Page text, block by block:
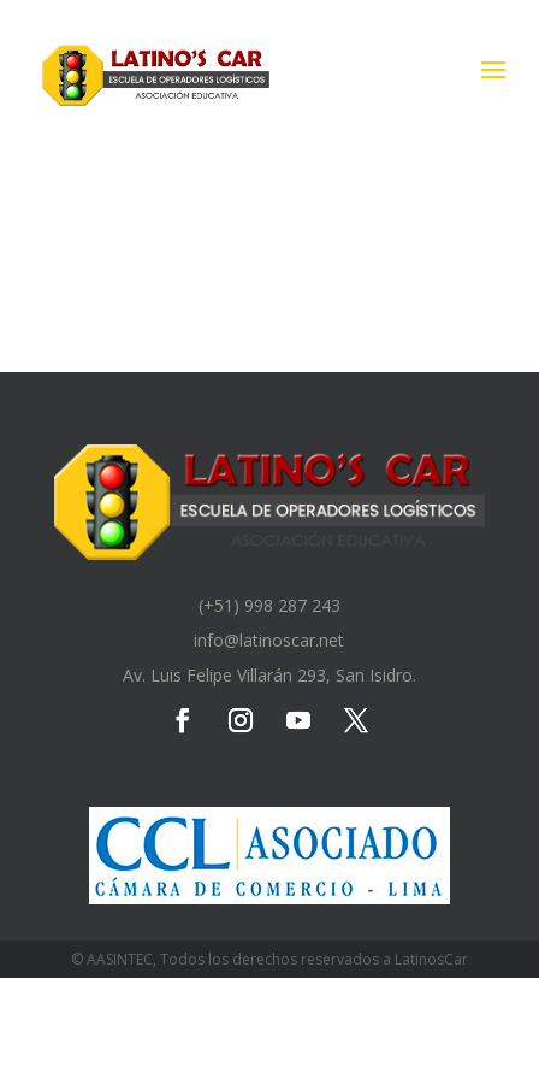
(+51) 998 287 243
info@latinoscar.net
Av. Luis Felipe Villarán 293, San Isidro.
© AASINTEC, Todos los derechos reservados a LatinosCar